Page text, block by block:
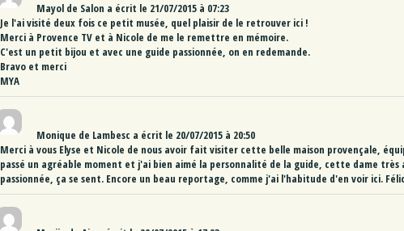
Mayol de Salon a écrit le 21/07/2015 à 07:23
Je l'ai visité deux fois ce petit musée, quel plaisir de le retrouver ici !
Merci à Provence TV et à Nicole de me le remettre en mémoire.
C'est un petit bijou et avec une guide passionnée, on en redemande.
Bravo et merci
MYA
Monique de Lambesc a écrit le 20/07/2015 à 20:50
Merci à vous Elyse et Nicole de nous avoir fait visiter cette belle maison provençale,
passé un agréable moment et j'ai bien aimé la personnalité de la guide, cette dame très
passionnée, ça se sent. Encore un beau reportage, comme j'ai l'habitude d'en voir ici.